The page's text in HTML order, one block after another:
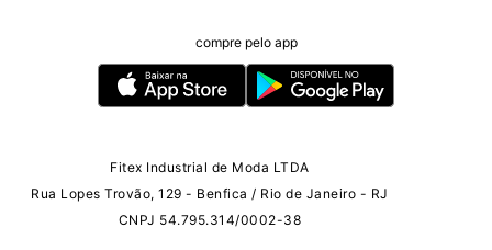
compre pelo app
Fitex Industrial de Moda LTDA
Rua Lopes Trovão, 129 - Benfica / Rio de Janeiro - RJ
CNPJ 54.795.314/0002-38